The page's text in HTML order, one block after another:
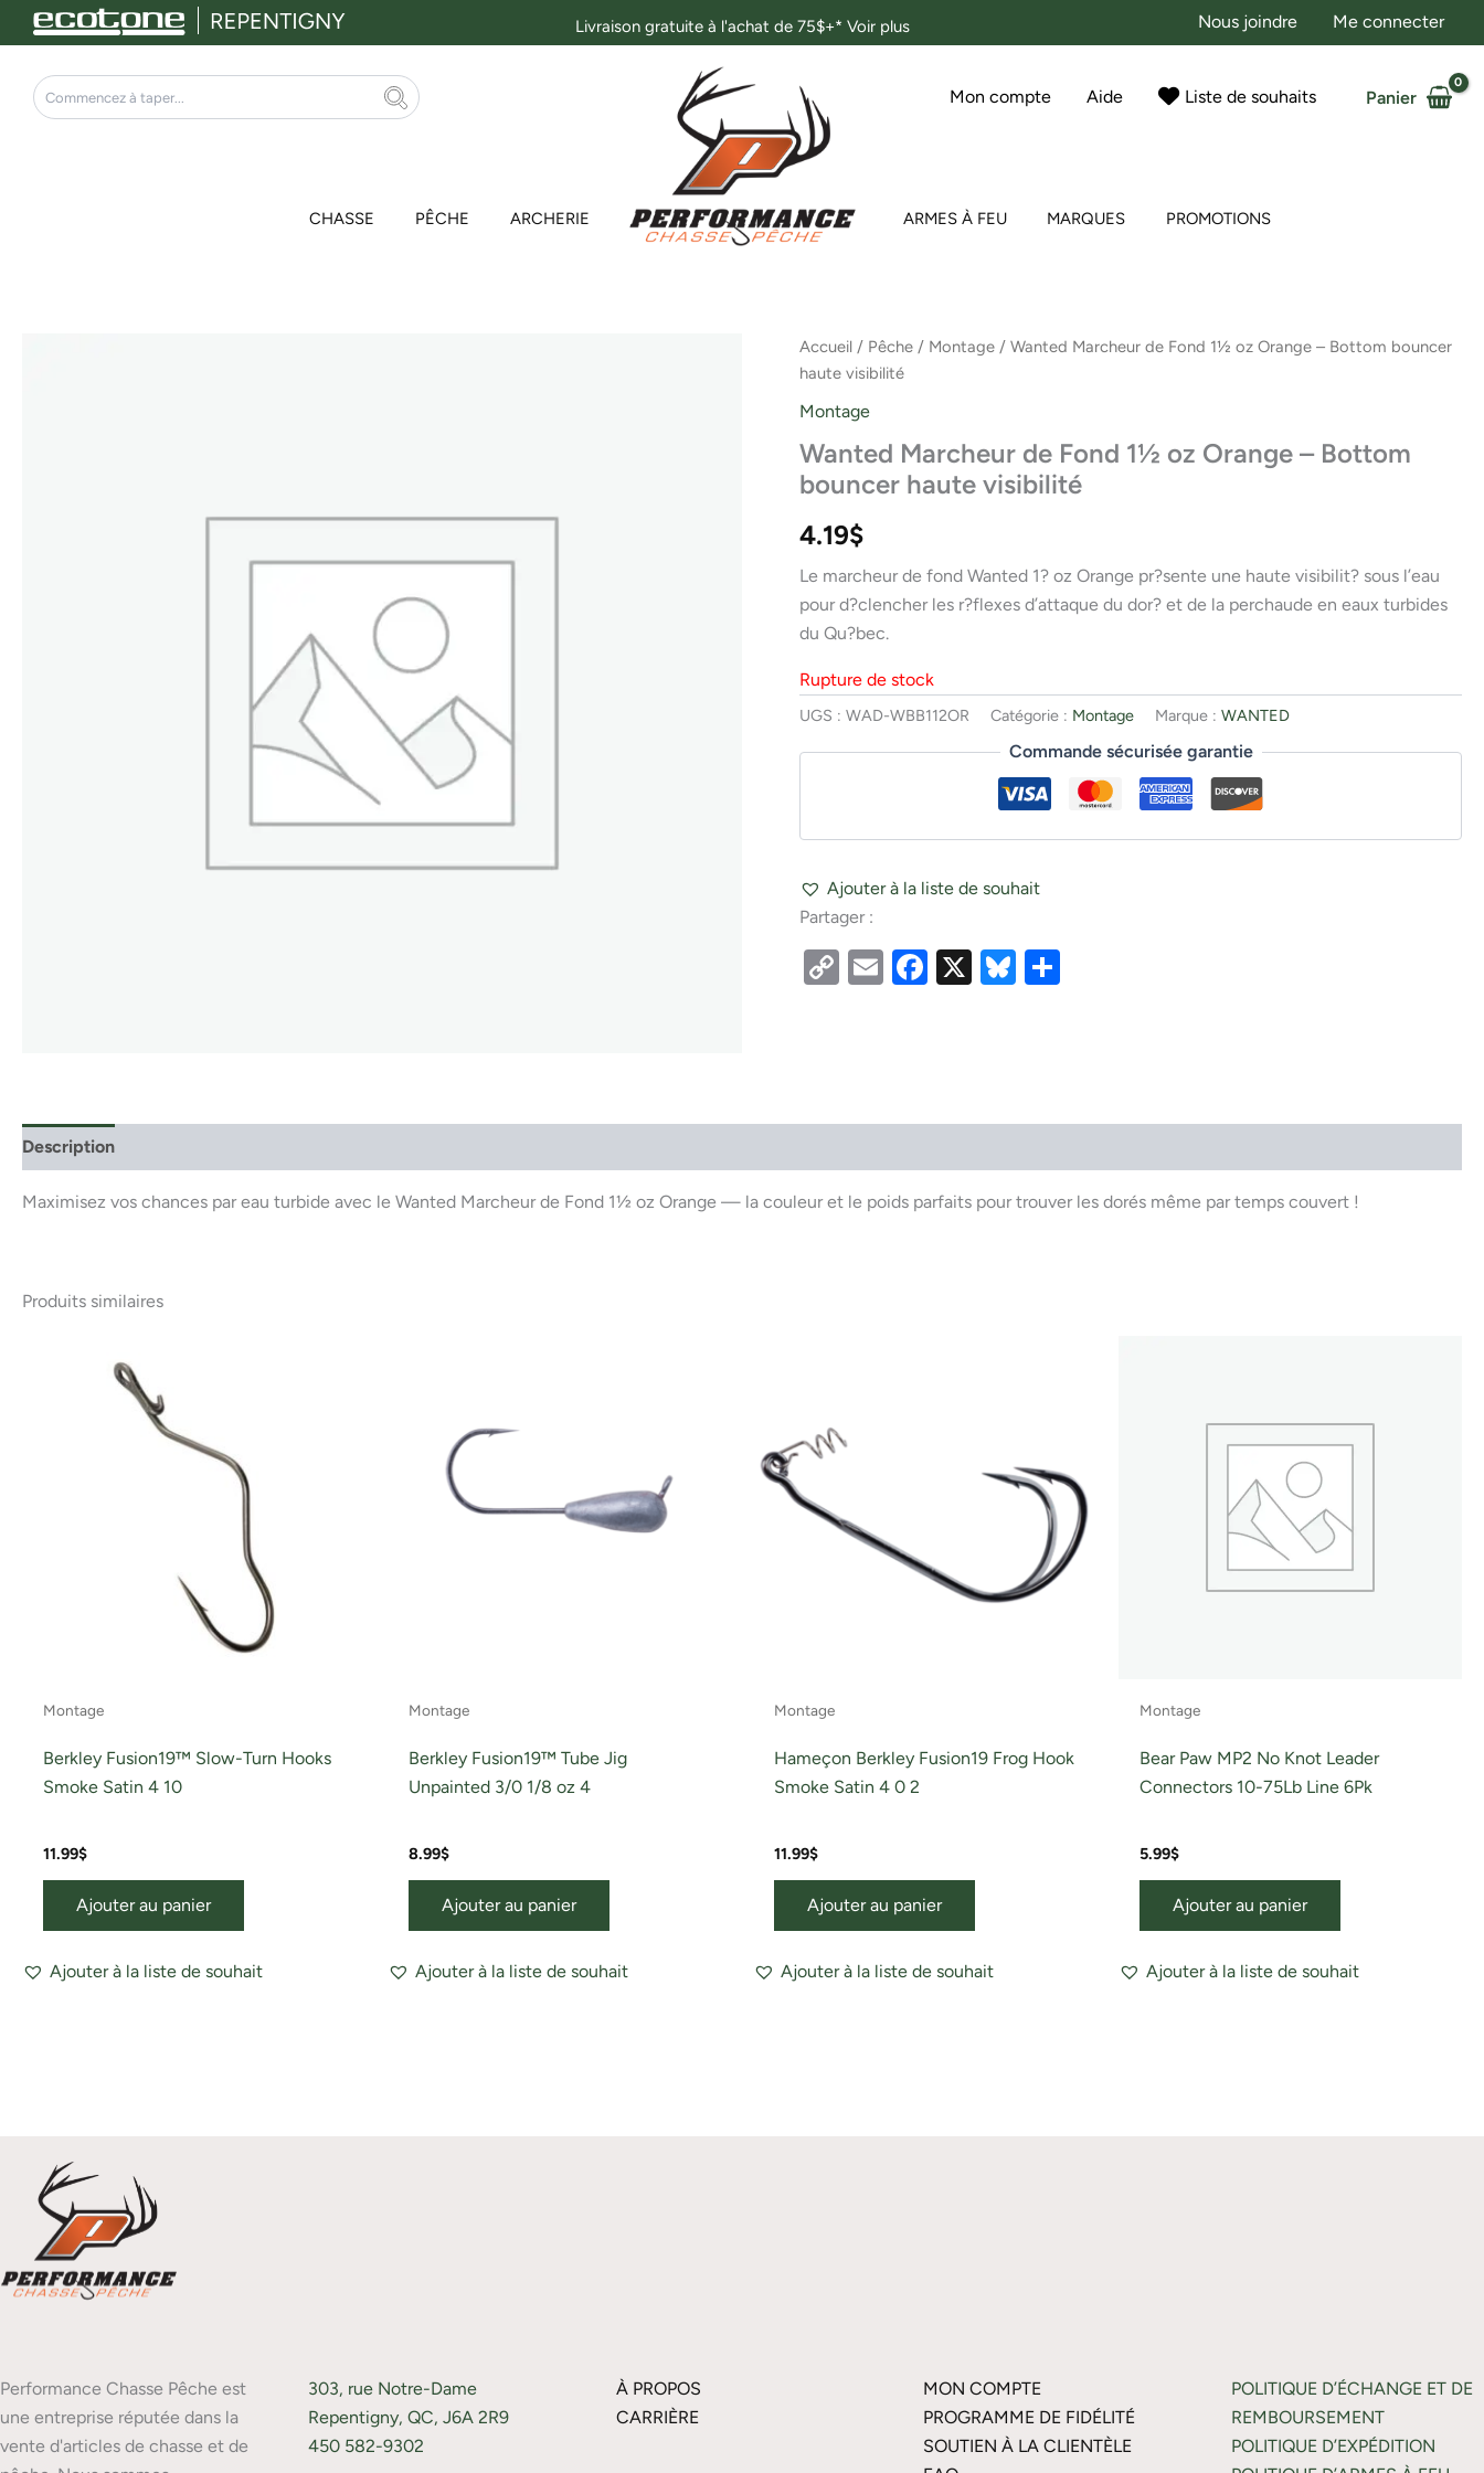
Aller
au
contenu
Livraison gratuite à l'achat de 75$+* Voir plus Nous joindre Me connecter
Rechercher
Mon compte Aide Liste de souhaits Panier
CHASSE PÊCHE ARCHERIE ARMES À FEU MARQUES PROMOTIONS
Accueil / Pêche / Montage / Wanted Marcheur de Fond 1½ oz Orange – Bottom bouncer
haute visibilité
Montage
Wanted Marcheur de Fond 1½ oz Orange – Bottom
bouncer haute visibilité
4.19$
Le marcheur de fond Wanted 1? oz Orange pr?sente une haute visibilit? sous l’eau
pour d?clencher les r?flexes d’attaque du dor? et de la perchaude en eaux turbides
du Qu?bec.
Rupture de stock
UGS :WAD-WBB112OR Catégorie : Montage Marque :WANTED
Commande sécurisée garantie
Ajouter à la liste de souhait
Partager :
CopyEmailFacebook
X Bluesky
Description
Maximisez vos chances par eau turbide avec le Wanted Marcheur de Fond 1½ oz Orange — la couleur et le poids parfaits pour trouver les dorés même par temps couvert !
Produits similaires
Montage
Berkley Fusion19™ Slow-Turn Hooks
Smoke Satin 4 10
11.99$
Ajouter au panier
Ajouter à la liste de souhait
Montage
Berkley Fusion19™ Tube Jig
Unpainted 3/0 1/8 oz 4
8.99$
Ajouter au panier
Ajouter à la liste de souhait
Montage
Hameçon Berkley Fusion19 Frog Hook
Smoke Satin 4 0 2
11.99$
Ajouter au panier
Ajouter à la liste de souhait
Montage
Bear Paw MP2 No Knot Leader
Connectors 10-75Lb Line 6Pk
5.99$
Ajouter au panier
Ajouter à la liste de souhait
Performance Chasse Pêche est
une entreprise réputée dans la
vente d'articles de chasse et de
303, rue Notre-Dame
Repentigny, QC, J6A 2R9
450 582-9302
À PROPOS
CARRIÈRE
MON COMPTE
PROGRAMME DE FIDÉLITÉ
SOUTIEN À LA CLIENTÈLE
POLITIQUE D’ÉCHANGE ET DE
REMBOURSEMENT
POLITIQUE D’EXPÉDITION